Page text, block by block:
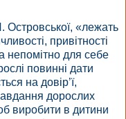
Островської, «лежать
привітності
для себе
повинні дати
на довір’ї,
дорослих
виробити в дитини